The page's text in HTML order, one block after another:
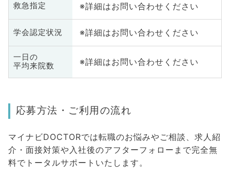
救急指定 ※詳細はお問い合わせください
学会認定状況 ※詳細はお問い合わせください
一日の
平均来院数
※詳細はお問い合わせください
応募方法・ご利用の流れ
マイナビDOCTORでは転職のお悩みやご相談、求人紹
介・面接対策や入社後のアフターフォローまで完全無
料でトータルサポートいたします。